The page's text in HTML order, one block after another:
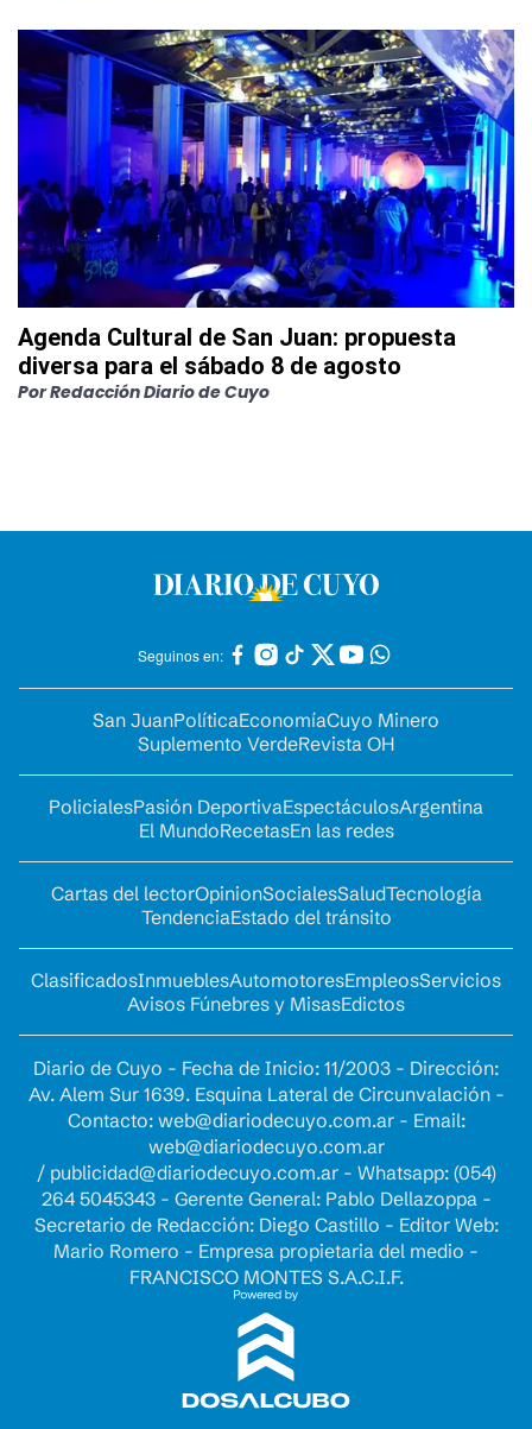
Agenda Cultural de San Juan: propuesta
diversa para el sábado 8 de agosto
PorRedacción Diario de Cuyo
Seguinos en:
San JuanPolíticaEconomíaCuyo Minero
Suplemento VerdeRevista OH
PolicialesPasión DeportivaEspectáculosArgentina
El MundoRecetasEn las redes
Cartas del lectorOpinionSocialesSaludTecnología
TendenciaEstado del tránsito
ClasificadosInmueblesAutomotoresEmpleosServicios
Avisos Fúnebres y MisasEdictos
Diario de Cuyo - Fecha de Inicio: 11/2003 - Dirección:
Av. Alem Sur 1639. Esquina Lateral de Circunvalación -
Contacto: web@diariodecuyo.com.ar- Email:
web@diariodecuyo.com.ar
/ publicidad@diariodecuyo.com.ar- Whatsapp: (054)
264 5045343 - Gerente General: Pablo Dellazoppa -
Secretario de Redacción: Diego Castillo - Editor Web:
Mario Romero - Empresa propietaria del medio -
FRANCISCO MONTES S.A.C.I.F.